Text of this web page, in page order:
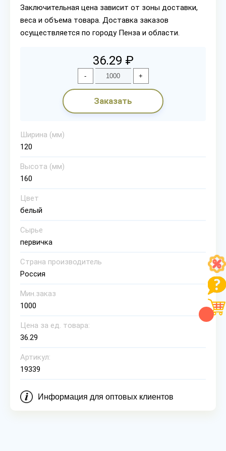
Заключительная цена зависит от зоны доставки,
веса и объема товара. Доставка заказов
осуществляется по городу Пенза и области.
36.29 ₽
- +
Заказать
Ширина (мм)
120
Высота (мм)
160
Цвет
белый
Сырье
первичка
Страна производитель
Россия
Мин.заказ
1000
Цена за ед. товара:
36.29
Артикул:
19339
Информация для оптовых клиентов